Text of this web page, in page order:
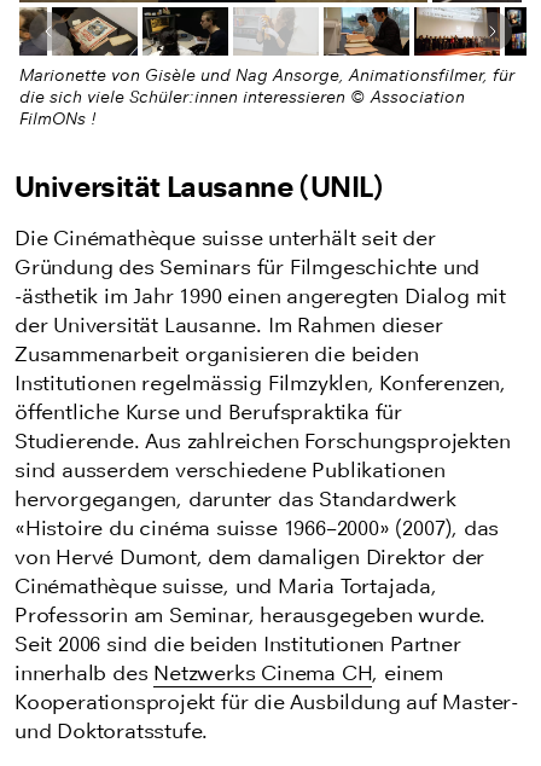
Letztes Bild
Marionette von Gisèle und Nag Ansorge, Animationsfilmer, für
die sich viele Schüler:innen interessieren © Association
FilmONs !
Universität Lausanne (UNIL)
Die Cinémathèque suisse unterhält seit der
Gründung des Seminars für Filmgeschichte und
-ästhetik im Jahr 1990 einen angeregten Dialog mit
der Universität Lausanne. Im Rahmen dieser
Zusammenarbeit organisieren die beiden
Institutionen regelmässig Filmzyklen, Konferenzen,
öffentliche Kurse und Berufspraktika für
Studierende. Aus zahlreichen Forschungsprojekten
sind ausserdem verschiedene Publikationen
hervorgegangen, darunter das Standardwerk
«Histoire du cinéma suisse 1966–2000» (2007), das
von Hervé Dumont, dem damaligen Direktor der
Cinémathèque suisse, und Maria Tortajada,
Professorin am Seminar, herausgegeben wurde.
Seit 2006 sind die beiden Institutionen Partner
innerhalb des Netzwerks Cinema CH, einem
Kooperationsprojekt für die Ausbildung auf Master-
und Doktoratsstufe.